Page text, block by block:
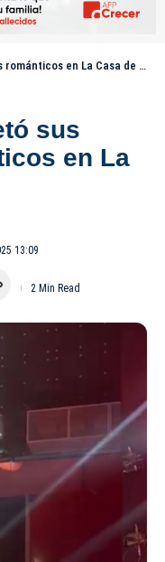
en La Casa de Alofoke 2
sus
en La
13:09
2 Min Read